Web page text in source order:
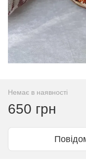
Немає в наявності
650 грн